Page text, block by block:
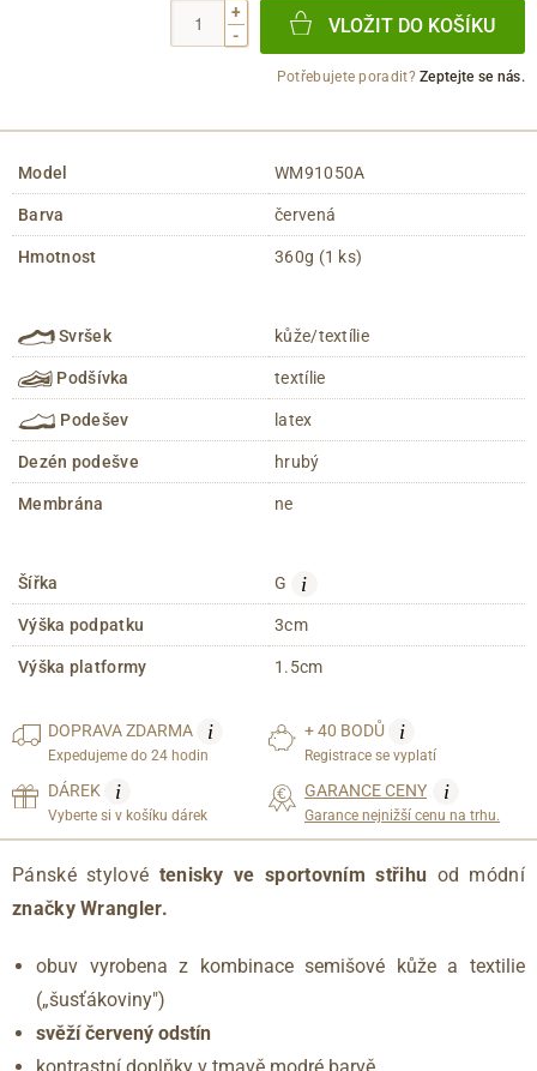
+
-
VLOŽIT DO KOŠÍKU
Potřebujete poradit?Zeptejte se nás.
Model WM91050A
Barva červená
Hmotnost 360g (1 ks)
Svršek kůže/textílie
Podšívka textílie
Podešev latex
Dezén podešve hrubý
Membrána ne
Šířka G i
Výška podpatku 3cm
Výška platformy 1.5cm
DOPRAVAZDARMA i
Expedujeme do 24 hodin
+ 40 BODŮ i
Registrace se vyplatí
DÁREK i
Vyberte si v košíku dárek
GARANCE CENY i
Garance nejnižší cenu na trhu.
Pánské stylové tenisky ve sportovním střihu od módní
značky Wrangler.
obuv vyrobena z kombinace semišové kůže a textilie
(„šusťákoviny")
svěží červený odstín